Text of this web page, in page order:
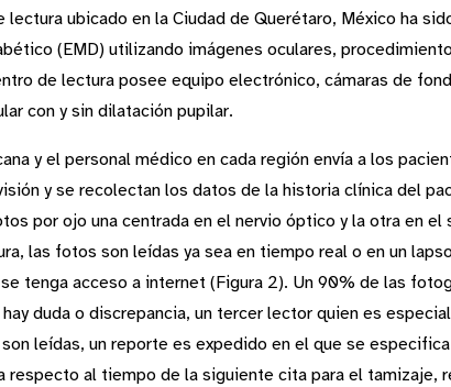
ubicado en la Ciudad de Querétaro, México ha
(EMD) utilizando imágenes oculares,
de lectura posee equipo electrónico, cámaras de
con y sin dilatación pupilar.
y el personal médico en cada región envía a los
y se recolectan los datos de la historia clínica del
por ojo una centrada en el nervio óptico y la otra en el
las fotos son leídas ya sea en tiempo real o en un
tenga acceso a internet (Figura 2). Un 90% de las
duda o discrepancia, un tercer lector quien es
leídas, un reporte es expedido en el que se
al tiempo de la siguiente cita para el tamizaje,